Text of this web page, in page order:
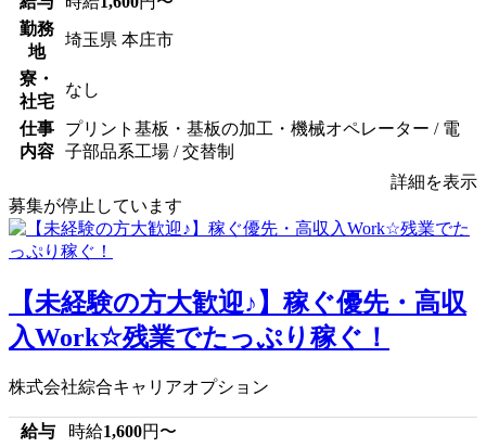
勤務
地
埼玉県 本庄市
寮・
社宅
なし
仕事
内容
プリント基板・基板の加工・機械オペレーター / 電
子部品系工場 / 交替制
詳細を表示
募集が停止しています
【未経験の方大歓迎♪】稼ぐ優先・高収
入Work☆残業でたっぷり稼ぐ！
株式会社綜合キャリアオプション
給与 時給1,600円〜